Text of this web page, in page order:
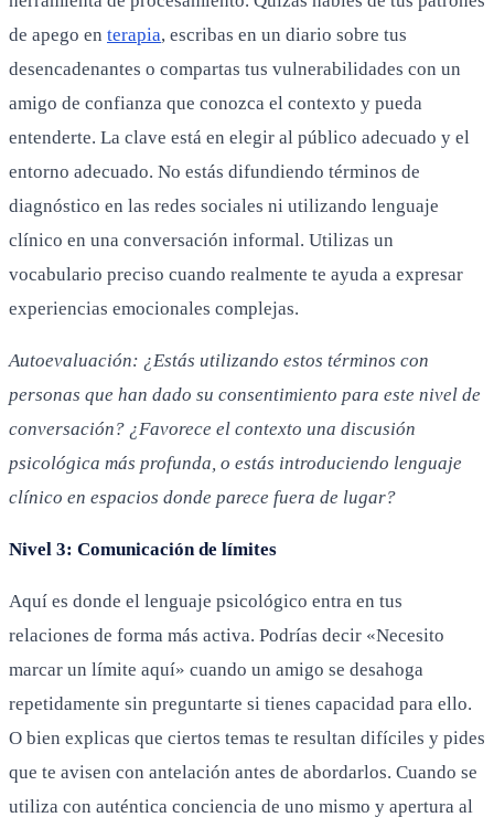
de apego en terapia, escribas en un diario sobre tus
desencadenantes o compartas tus vulnerabilidades con un
amigo de confianza que conozca el contexto y pueda
entenderte. La clave está en elegir al público adecuado y el
entorno adecuado. No estás difundiendo términos de
diagnóstico en las redes sociales ni utilizando lenguaje
clínico en una conversación informal. Utilizas un
vocabulario preciso cuando realmente te ayuda a expresar
experiencias emocionales complejas.
Autoevaluación: ¿Estás utilizando estos términos con
personas que han dado su consentimiento para este nivel de
conversación? ¿Favorece el contexto una discusión
psicológica más profunda, o estás introduciendo lenguaje
clínico en espacios donde parece fuera de lugar?
Nivel 3: Comunicación de límites
Aquí es donde el lenguaje psicológico entra en tus
relaciones de forma más activa. Podrías decir «Necesito
marcar un límite aquí» cuando un amigo se desahoga
repetidamente sin preguntarte si tienes capacidad para ello.
O bien explicas que ciertos temas te resultan difíciles y pides
que te avisen con antelación antes de abordarlos. Cuando se
utiliza con auténtica conciencia de uno mismo y apertura al